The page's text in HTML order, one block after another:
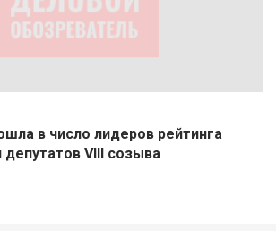
в число лидеров рейтинга
VIII созыва